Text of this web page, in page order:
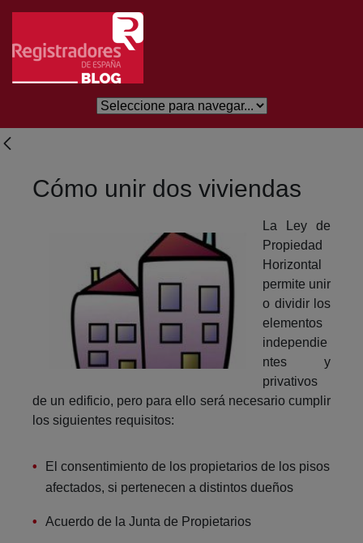
Eduki nagusira joan
Cómo unir dos viviendas
La Ley de
Propiedad
Horizontal
permite unir
o dividir los
elementos
independie
ntes y
privativos
de un edificio, pero para ello será necesario cumplir
los siguientes requisitos:
El consentimiento de los propietarios de los pisos
afectados, si pertenecen a distintos dueños
Acuerdo de la Junta de Propietarios